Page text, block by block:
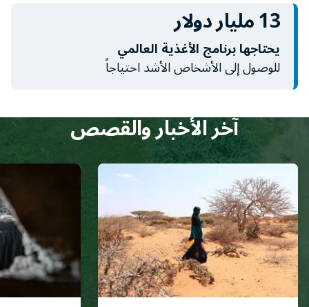
13 مليار دولار
يحتاجها برنامج الأغذية العالمي
للوصول إلى الأشخاص الأشد احتياجاً
آخر الأخبار والقصص